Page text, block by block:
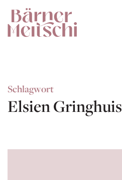
Schlagwort
Elsien Gringhuis